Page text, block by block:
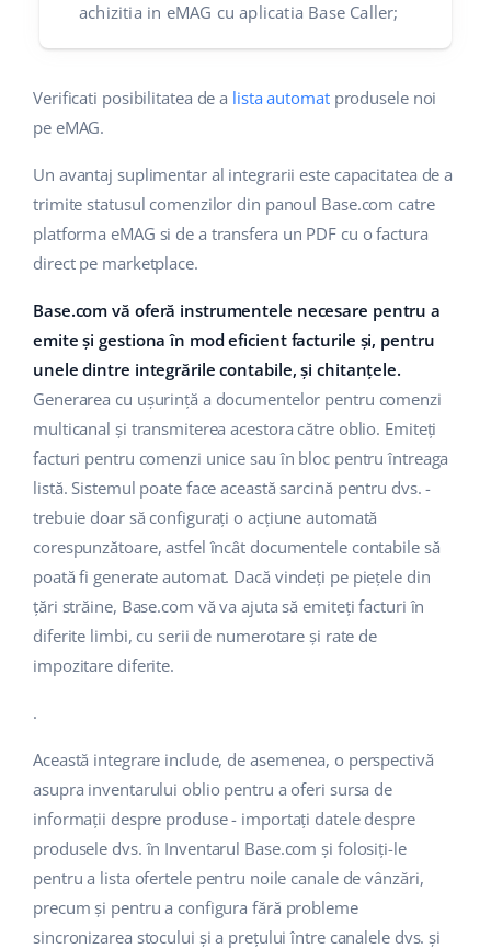
achizitia in eMAG cu aplicatia Base Caller;
Verificati posibilitatea de a lista automatprodusele noi
pe eMAG.
Un avantaj suplimentar al integrarii este capacitatea de a
trimite statusul comenzilor din panoul Base.com catre
platforma eMAG si de a transfera un PDF cu o factura
direct pe marketplace.
Base.com vă oferă instrumentele necesare pentru a
emite și gestiona în mod eficient facturile și, pentru
unele dintre integrările contabile, și chitanțele.
Generarea cu ușurință a documentelor pentru comenzi
multicanal și transmiterea acestora către oblio. Emiteți
facturi pentru comenzi unice sau în bloc pentru întreaga
listă. Sistemul poate face această sarcină pentru dvs. -
trebuie doar să configurați o acțiune automată
corespunzătoare, astfel încât documentele contabile să
poată fi generate automat. Dacă vindeți pe piețele din
țări străine, Base.com vă va ajuta să emiteți facturi în
diferite limbi, cu serii de numerotare și rate de
impozitare diferite.
.
Această integrare include, de asemenea, o perspectivă
asupra inventarului oblio pentru a oferi sursa de
informații despre produse - importați datele despre
produsele dvs. în Inventarul Base.com și folosiți-le
pentru a lista ofertele pentru noile canale de vânzări,
precum și pentru a configura fără probleme
sincronizarea stocului și a prețului între canalele dvs. și